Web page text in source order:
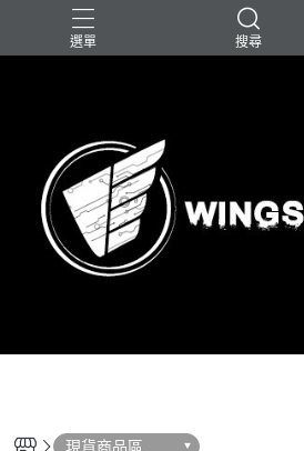
選單 搜尋
現貨商品區